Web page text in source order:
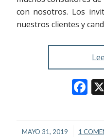
con nosotros. Los
nuestros clientes y
MAYO 31, 2019
/ 1 /